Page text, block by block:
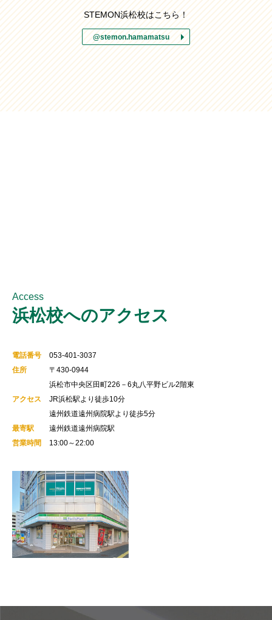
STEMON浜松校はこちら！
@stemon.hamamatsu
Access
浜松校へのアクセス
電話番号
053-401-3037
住所
〒430-0944
浜松市中央区田町226－6丸八平野ビル2階東
アクセス
JR浜松駅より徒歩10分
遠州鉄道遠州病院駅より徒歩5分
最寄駅
遠州鉄道遠州病院駅
営業時間
13:00～22:00